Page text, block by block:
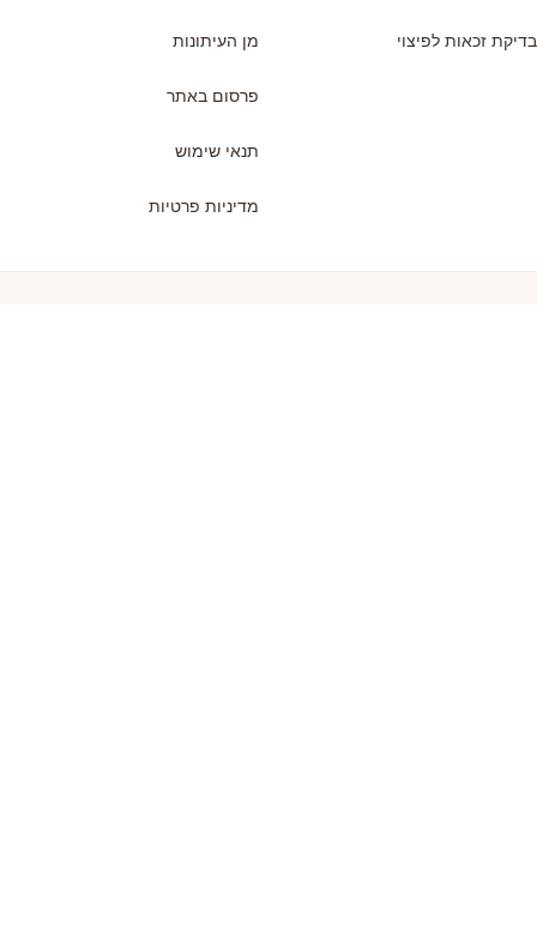
בדיקת זכאות לפיצוי מן העיתונות
פרסום באתר
תנאי שימוש
מדיניות פרטיות